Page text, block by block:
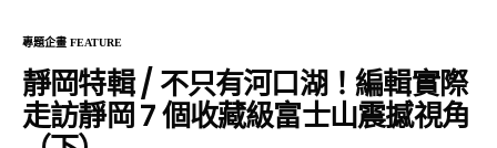
專題企畫 FEATURE
靜岡特輯 / 不只有河口湖！編輯實際
走訪靜岡 7 個收藏級富士山震撼視角